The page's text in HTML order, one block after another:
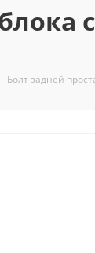
- Болт задней